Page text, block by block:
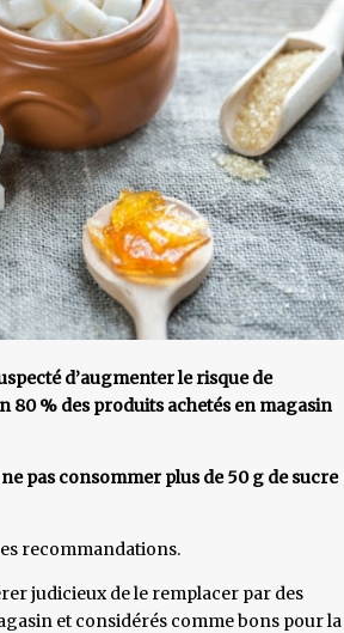
d’augmenter le risque de
% des produits achetés en magasin
pas consommer plus de 50 g de sucre
recommandations.
judicieux de le remplacer par des
et considérés comme bons pour la